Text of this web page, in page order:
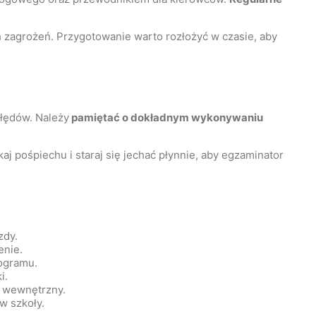
Przygotowanie warto rozłożyć w czasie, aby
Należy pamiętać o dokładnym wykonywaniu
pośpiechu i staraj się jechać płynnie, aby egzaminator
szkoły.